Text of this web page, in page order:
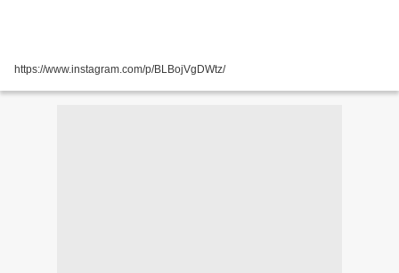
https://www.instagram.com/p/BLBojVgDWtz/